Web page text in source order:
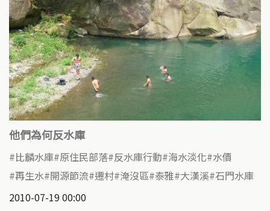
他們為何反水庫
比麟水庫 原住民部落 反水庫行動 海水淡化 水價
再生水 開源節流 遷村 淹沒區 泰雅 大漢溪 石門水庫
2010-07-19 00:00